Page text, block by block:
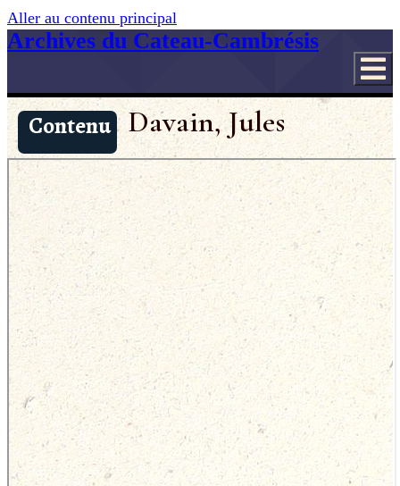
Aller au contenu principal
Archives du Cateau-Cambrésis
Contenu Davain, Jules